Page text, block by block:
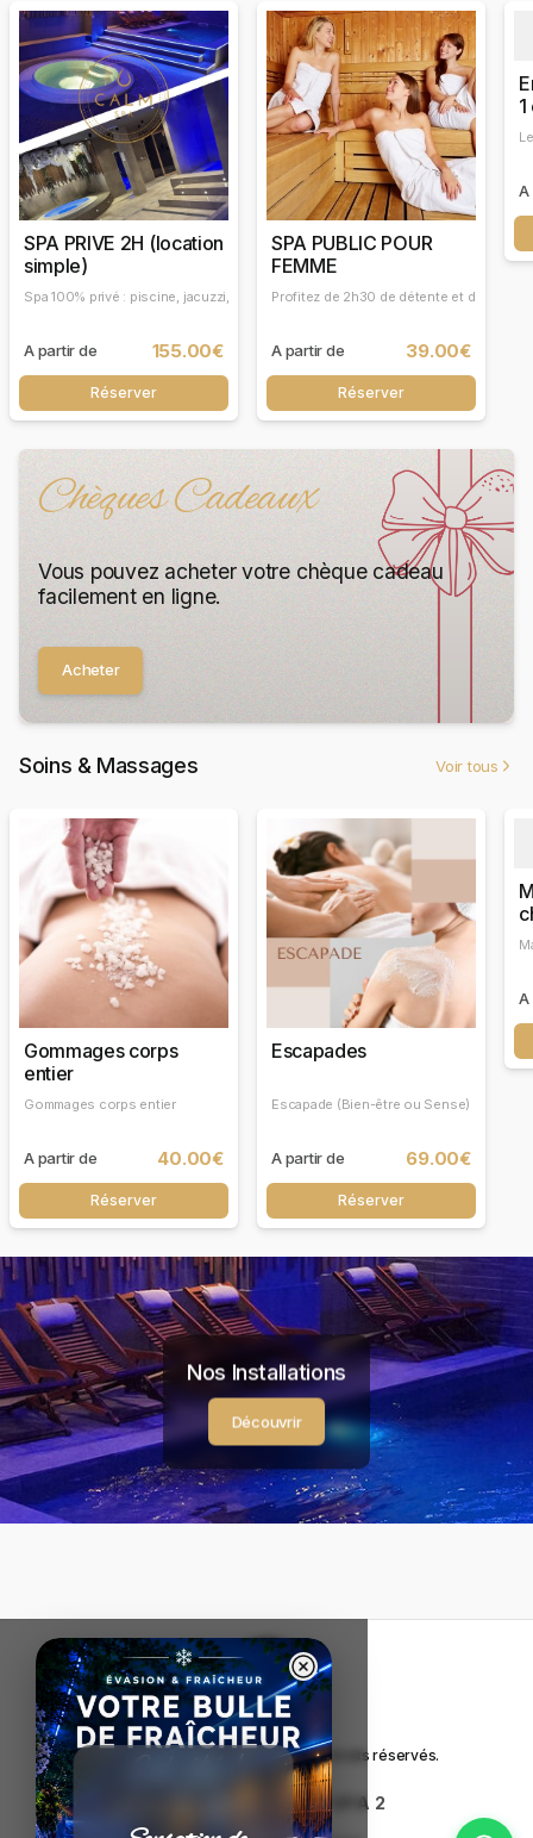
SPA PRIVE 2H (location
simple)
Spa 100% privé : piscine, jacuzzi, sauna, hammam et piscine enfant. Formule
A partir de 155.00€
Réserver
SPA PUBLIC POUR
FEMME
Profitez de 2h30 de détente et de
A partir de 39.00€
Réserver
A
Chèques Cadeaux
Vous pouvez acheter votre chèque cadeau
facilement en ligne.
Acheter
Soins & Massages Voir tous
Gommages corps
entier
Gommages corps entier
A partir de 40.00€
Réserver
Escapades
Escapade (Bien-être ou Sense)
A partir de 69.00€
Réserver
A
Nos Installations
Découvrir
2026. Tous droits réservés.
CALM SPA 2